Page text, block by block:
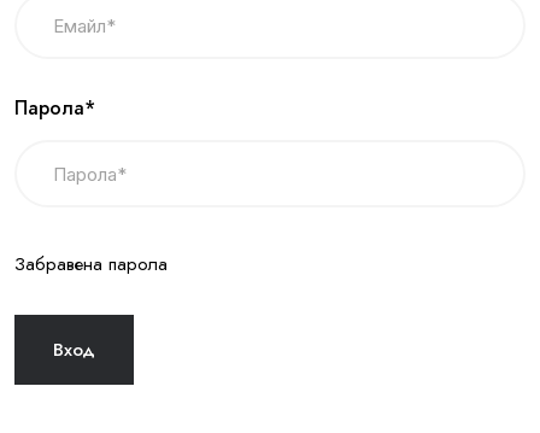
Парола*
Забравена парола